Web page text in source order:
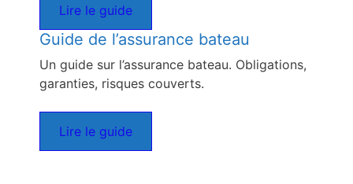
Lire le guide
Guide de l’assurance bateau
Un guide sur l’assurance bateau. Obligations,
garanties, risques couverts.
Lire le guide